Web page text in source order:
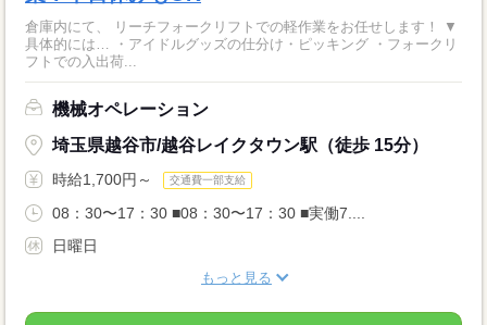
倉庫内にて、 リーチフォークリフトでの軽作業をお任せします！ ▼
具体的には… ・アイドルグッズの仕分け・ピッキング ・フォークリ
フトでの入出荷...
機械オペレーション
埼玉県越谷市/越谷レイクタウン駅（徒歩 15分）
時給1,700円～ 交通費一部支給
08：30〜17：30 ■08：30〜17：30 ■実働7....
日曜日
もっと見る